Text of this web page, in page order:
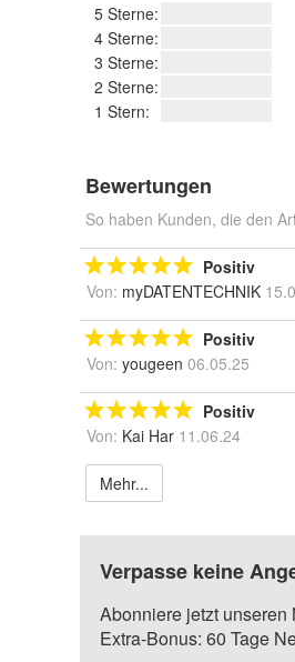
5 Sterne:
4 Sterne:
3 Sterne:
2 Sterne:
1 Stern:
Bewertungen
So haben Kunden, die den
Positiv
Von: myDATENTECHNIK
Positiv
Von: yougeen 06.05.25
Positiv
Von: Kai Har 11.06.24
Mehr...
Verpasse keine
Abonniere jetzt
Extra-Bonus: 60 Tage